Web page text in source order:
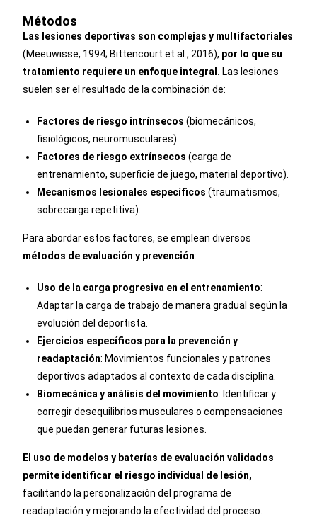
Métodos
Las lesiones deportivas son complejas y multifactoriales
(Meeuwisse, 1994; Bittencourt et al., 2016), por lo que su
tratamiento requiere un enfoque integral. Las lesiones
suelen ser el resultado de la combinación de:
Factores de riesgo intrínsecos (biomecánicos,
fisiológicos, neuromusculares).
Factores de riesgo extrínsecos (carga de
entrenamiento, superficie de juego, material deportivo).
Mecanismos lesionales específicos (traumatismos,
sobrecarga repetitiva).
Para abordar estos factores, se emplean diversos
métodos de evaluación y prevención:
Uso de la carga progresiva en el entrenamiento:
Adaptar la carga de trabajo de manera gradual según la
evolución del deportista.
Ejercicios específicos para la prevención y
readaptación: Movimientos funcionales y patrones
deportivos adaptados al contexto de cada disciplina.
Biomecánica y análisis del movimiento: Identificar y
corregir desequilibrios musculares o compensaciones
que puedan generar futuras lesiones.
El uso de modelos y baterías de evaluación validados
permite identificar el riesgo individual de lesión,
facilitando la personalización del programa de
readaptación y mejorando la efectividad del proceso.